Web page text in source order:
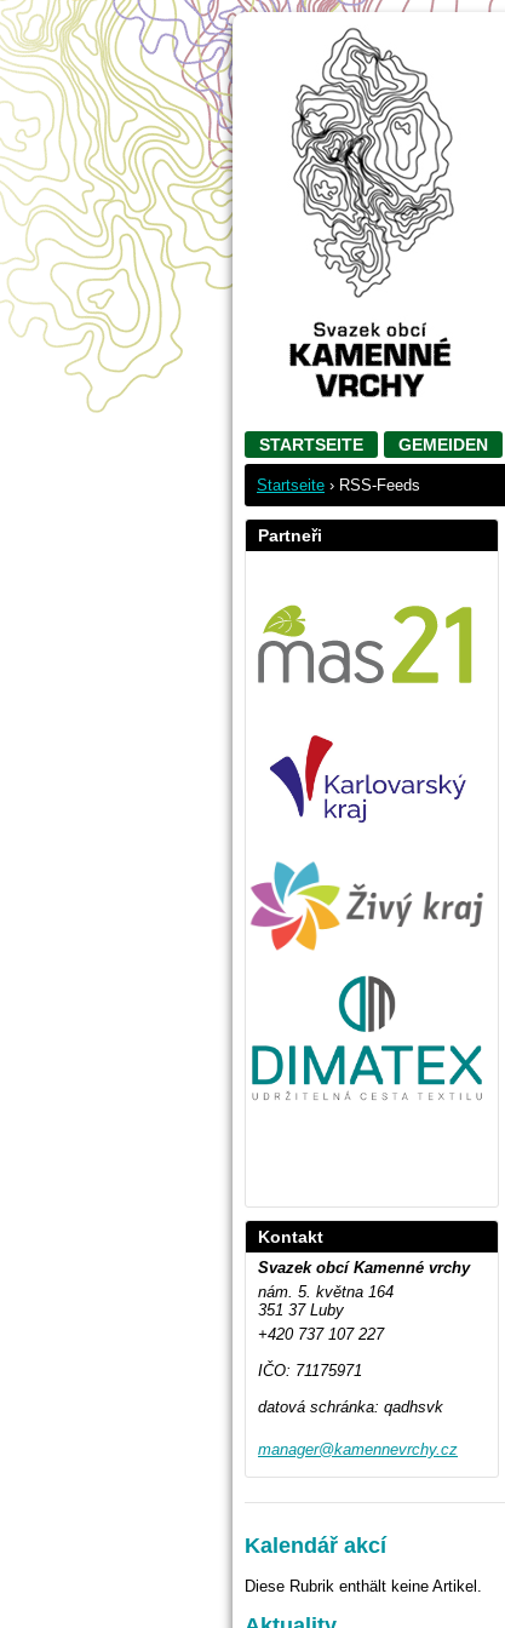
STARTSEITE GEMEIDEN
Startseite › RSS-Feeds
Partneři
Kontakt
Svazek obcí Kamenné vrchy
nám. 5. května 164
351 37 Luby
+420 737 107 227
IČO: 71175971
datová schránka: qadhsvk
manager@kamennevrchy.cz
Kalendář akcí
Diese Rubrik enthält keine Artikel.